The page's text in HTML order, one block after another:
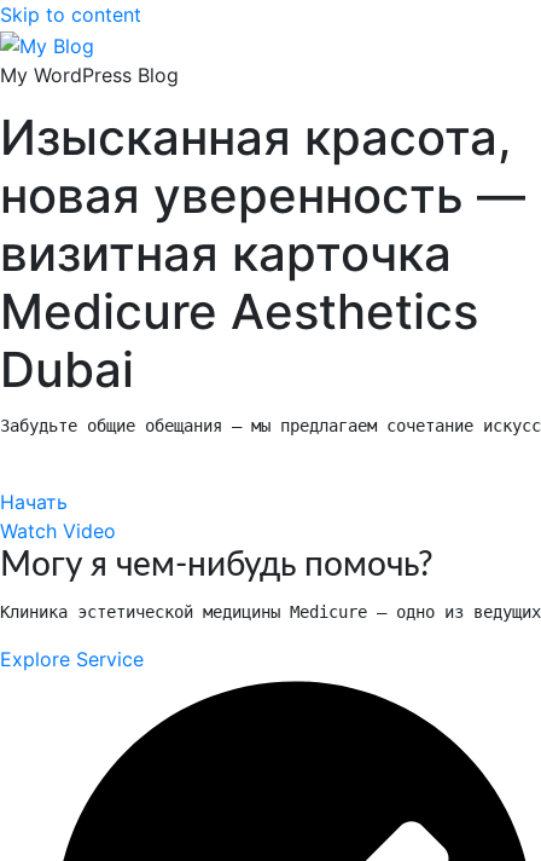
Skip to content
My WordPress Blog
Изысканная красота,
новая уверенность —
визитная карточка
Medicure Aesthetics
Dubai
Забудьте общие обещания — мы предлагаем сочетание
Начать
Watch Video
Могу я чем-нибудь помочь?
Клиника эстетической медицины Medicure — одно из
Explore Service